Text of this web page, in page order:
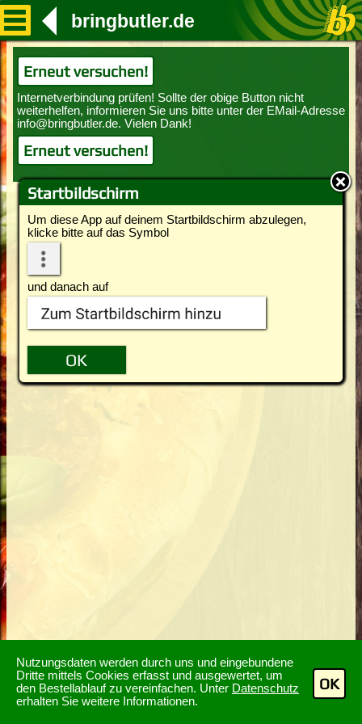
Nutzungsdaten werden durch uns und eingebundene
Dritte mittels Cookies erfasst und ausgewertet, um
den Bestellablauf zu vereinfachen. Unter Datenschutz
erhalten Sie weitere Informationen.
OK
Startbildschirm
Um diese App auf deinem Startbildschirm abzulegen,
klicke bitte auf das Symbol
und danach auf
bringbutler.de
Erneut versuchen!
Erneut versuchen!